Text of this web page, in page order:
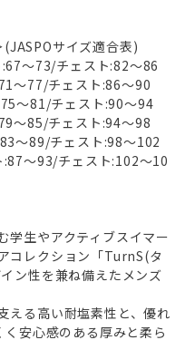
サイズ適合表)
～73/チェスト:82～86
～77/チェスト:86～90
～81/チェスト:90～94
～85/チェスト:94～98
～89/チェスト:98～102
:87～93/チェスト:102～10
学生やアクティブスイマー
コレクション「TurnS(タ
ン性を兼ね備えたメンズ
える高い耐塩素性と、優れ
安心感のある厚みと柔ら